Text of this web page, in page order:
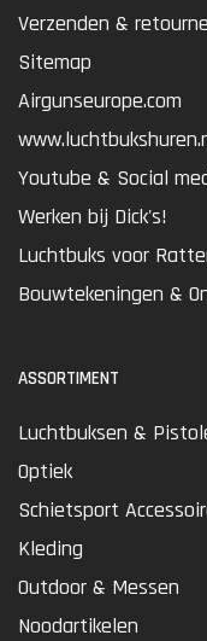
Verzenden &
Sitemap
Airgunseurope.com
Youtube & Social
Werken bij Dick's!
Luchtbuks voor
Bouwtekeningen &
ASSORTIMENT
Luchtbuksen &
Optiek
Schietsport
Kleding
Outdoor & Messen
Noodartikelen